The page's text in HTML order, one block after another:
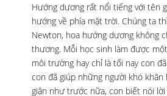
Hướng dương rất nổi tiếng với tên
hướng về phía mặt trời. Chúng ta
Newton, hoa hướng dương không
thương. Mỗi học sinh làm được
môi trường hay chỉ là tối nay con
con đã giúp những người khó
giận như trước nữa, con biết nói lời